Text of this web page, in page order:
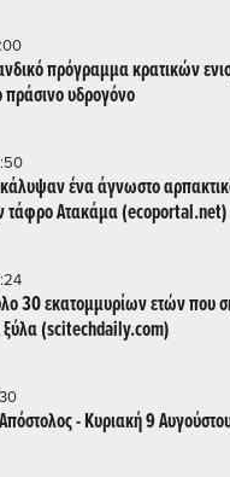
πρόγραμμα κρατικών
πράσινο υδρογόνο
ένα άγνωστο
τάφρο Ατακάμα (ecoportal.net)
30 εκατομμυρίων ετών που
ξύλα (scitechdaily.com)
- Κυριακή 9